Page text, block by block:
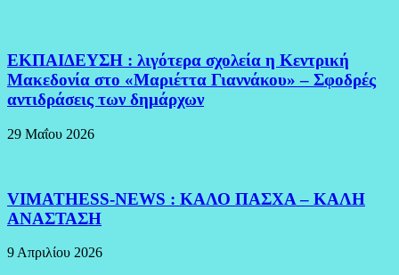
ΕΚΠΑΙΔΕΥΣΗ : λιγότερα σχολεία η Κεντρική
Μακεδονία στο «Μαριέττα Γιαννάκου» – Σφοδρές
αντιδράσεις των δημάρχων
29 Μαΐου 2026
VIMATHESS-NEWS : ΚΑΛΟ ΠΑΣΧΑ – ΚΑΛΗ
ΑΝΑΣΤΑΣΗ
9 Απριλίου 2026